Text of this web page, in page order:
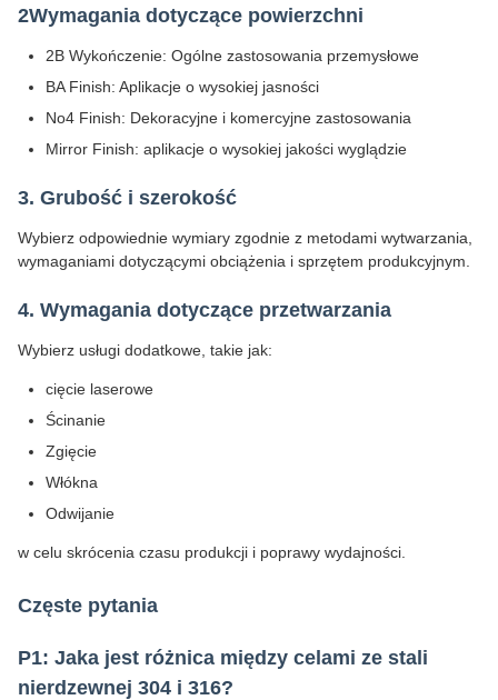
2Wymagania dotyczące powierzchni
2B Wykończenie: Ogólne zastosowania przemysłowe
BA Finish: Aplikacje o wysokiej jasności
No4 Finish: Dekoracyjne i komercyjne zastosowania
Mirror Finish: aplikacje o wysokiej jakości wyglądzie
3. Grubość i szerokość
Wybierz odpowiednie wymiary zgodnie z metodami wytwarzania,
wymaganiami dotyczącymi obciążenia i sprzętem produkcyjnym.
4. Wymagania dotyczące przetwarzania
Wybierz usługi dodatkowe, takie jak:
cięcie laserowe
Ścinanie
Zgięcie
Włókna
Odwijanie
w celu skrócenia czasu produkcji i poprawy wydajności.
Częste pytania
P1: Jaka jest różnica między celami ze stali
nierdzewnej 304 i 316?